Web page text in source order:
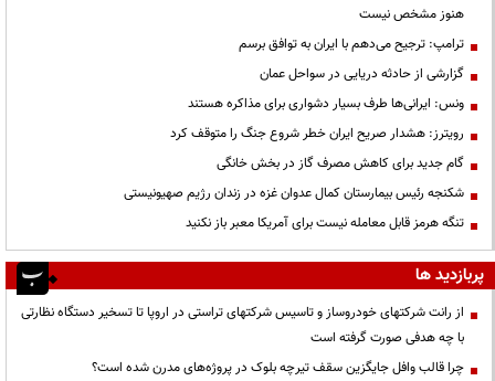
هنوز مشخص نیست
ترامپ: ترجیح می‌دهم با ایران به توافق برسم
گزارشی از حادثه دریایی در سواحل عمان
ونس: ایرانی‌ها طرف بسیار دشواری برای مذاکره هستند
رویترز: هشدار صریح ایران خطر شروع جنگ را متوقف کرد
گام جدید برای کاهش مصرف گاز در بخش خانگی
شکنجه رئیس بیمارستان کمال عدوان غزه در زندان رژیم صهیونیستی
تنگه هرمز قابل معامله نیست برای آمریکا معبر باز نکنید
پربازدید ها
از رانت‌ شرکتهای خودروساز و تاسیس شرکتهای تراستی در اروپا تا تسخیر دستگاه نظارتی
با چه هدفی صورت گرفته است
چرا قالب وافل جایگزین سقف تیرچه بلوک در پروژه‌های مدرن شده است؟